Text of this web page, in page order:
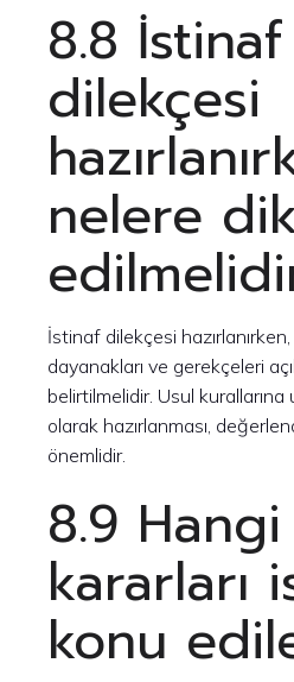
8.8 İstinaf
dilekçesi
nelere
İstinaf dilekçesi
dayanakları ve gerekçeleri
belirtilmelidir. Usul
olarak hazırlanması,
önemlidir.
8.9
kararları
konu